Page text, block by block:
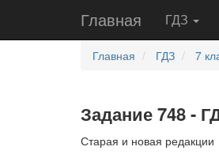
Главная ГДЗ
Главная ГДЗ 7
Задание 748 -
Старая и новая редакции